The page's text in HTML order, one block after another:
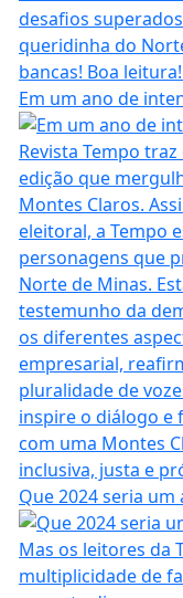
Em um ano de
Que 2024 seria